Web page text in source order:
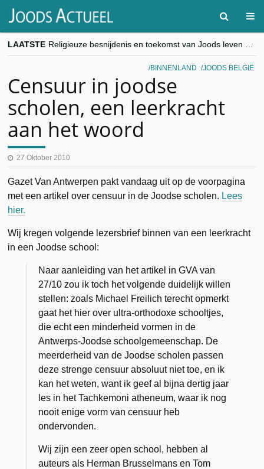
LAATSTE
“Besnijdenisdebat toont hoe moeilijk seculiere Westen minderheden begrijpt”, Jinnih Beels (Vooruit)
CITYTRIP | ROEMENIË – Boekarest: de verrassing van Oost-Europa
BINNENLAND JOODS BELGIË
Censuur in joodse
scholen, een leerkracht
aan het woord
27 Oktober 2010
Gazet Van Antwerpen pakt vandaag uit op de voorpagina
met een artikel over censuur in de Joodse scholen. Lees
hier.
Wij kregen volgende lezersbrief binnen van een leerkracht
in een Joodse school:
Naar aanleiding van het artikel in GVA van
27/10 zou ik toch het volgende duidelijk willen
stellen: zoals Michael Freilich terecht opmerkt
gaat het hier over ultra-orthodoxe schooltjes,
die echt een minderheid vormen in de
Antwerps-Joodse schoolgemeenschap. De
meerderheid van de Joodse scholen passen
deze strenge censuur absoluut niet toe, en ik
kan het weten, want ik geef al bijna dertig jaar
les in het Tachkemoni atheneum, waar ik nog
nooit enige vorm van censuur heb
ondervonden.
Wij zijn een zeer open school, hebben al
auteurs als Herman Brusselmans en Tom